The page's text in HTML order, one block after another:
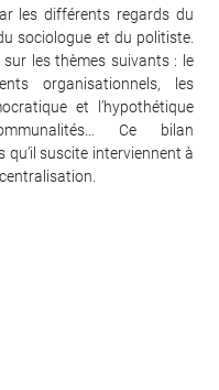
les différents regards du
sociologue et du politiste.
les thèmes suivants : le
organisationnels, les
et l’hypothétique
Ce bilan
suscite interviennent à